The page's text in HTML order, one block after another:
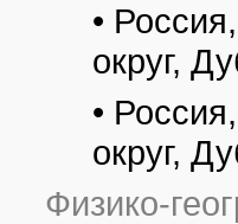
•
округ,
•
округ,
Физико-